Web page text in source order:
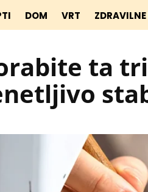
DOM VRT
ta